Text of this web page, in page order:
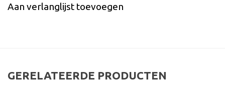
Aan verlanglijst toevoegen
GERELATEERDE PRODUCTEN